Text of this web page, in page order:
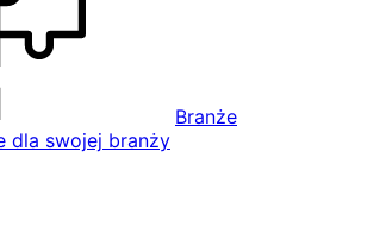
Branże
dla swojej branży